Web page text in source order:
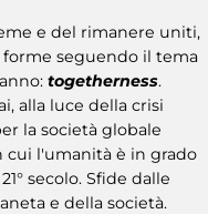
e del rimanere uniti,
forme seguendo il tema
togetherness.
alla luce della crisi
la società globale
cui l'umanità è in grado
secolo. Sfide dalle
e della società.